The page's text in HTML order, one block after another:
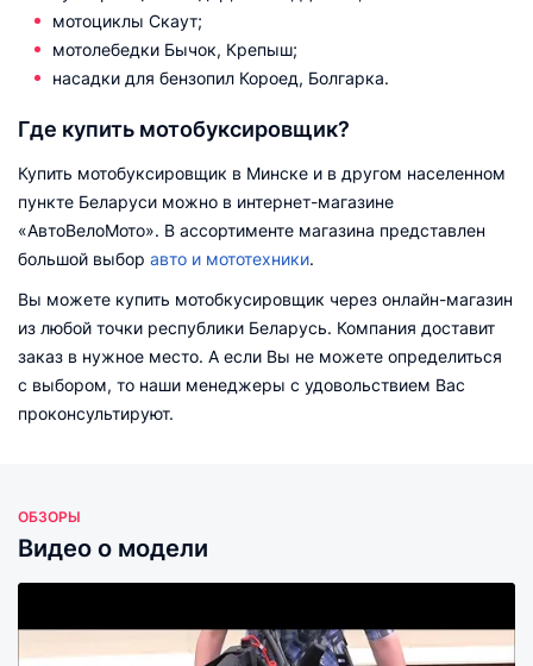
мотоциклы Скаут;
мотолебедки Бычок, Крепыш;
насадки для бензопил Короед, Болгарка.
Где купить мотобуксировщик?
Купить мотобуксировщик в Минске и в другом населенном
пункте Беларуси можно в интернет-магазине
«АвтоВелоМото». В ассортименте магазина представлен
большой выбор авто и мототехники.
Вы можете купить мотобкусировщик через онлайн-магазин
из любой точки республики Беларусь. Компания доставит
заказ в нужное место. А если Вы не можете определиться
с выбором, то наши менеджеры с удовольствием Вас
проконсультируют.
ОБЗОРЫ
Видео о модели